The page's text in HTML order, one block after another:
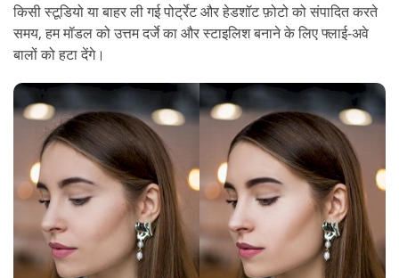
किसी स्टूडियो या बाहर ली गई पोर्ट्रेट और हेडशॉट फ़ोटो को संपादित करते
समय, हम मॉडल को उत्तम दर्जे का और स्टाइलिश बनाने के लिए फ्लाई-अवे
बालों को हटा देंगे।